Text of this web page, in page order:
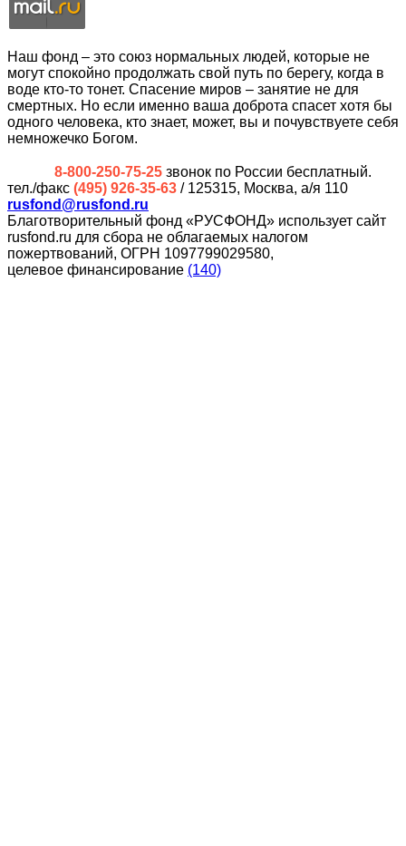
Наш фонд – это союз нормальных людей, которые не
могут спокойно продолжать свой путь по берегу, когда в
воде кто-то тонет. Спасение миров – занятие не для
смертных. Но если именно ваша доброта спасет хотя бы
одного человека, кто знает, может, вы и почувствуете себя
немножечко Богом.
8-800-250-75-25 звонок по России бесплатный.
тел./факс (495) 926-35-63 / 125315, Москва, а/я 110
rusfond@rusfond.ru
Благотворительный фонд «РУСФОНД» использует сайт
rusfond.ru для сбора не облагаемых налогом
пожертвований, ОГРН 1097799029580,
целевое финансирование (140)